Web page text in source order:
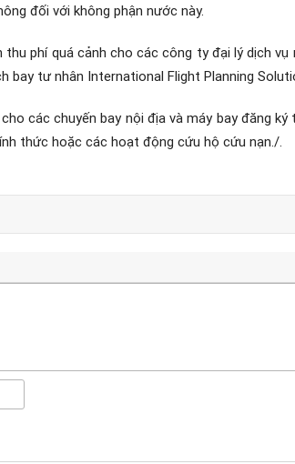
đối với không phận nước này.
thu phí quá cảnh cho các công ty đại lý dịch
bay tư nhân International Flight Planning
các chuyến bay nội địa và máy bay đăng
thức hoặc các hoạt động cứu hộ cứu nạn./.